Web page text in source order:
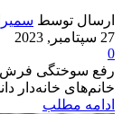
ارسال توسط
27 سپتامبر, 2023
0
رفع سوختگی فرش
خانم‌های خانه‌دار
ادامه مطلب